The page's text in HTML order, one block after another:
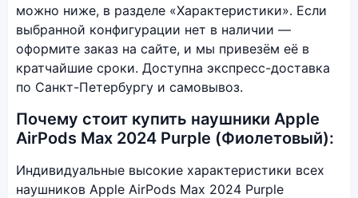
можно ниже, в разделе «Характеристики». Если
выбранной конфигурации нет в наличии —
оформите заказ на сайте, и мы привезём её в
кратчайшие сроки. Доступна экспресс-доставка
по Санкт-Петербургу и самовывоз.
Почему стоит купить наушники Apple
AirPods Max 2024 Purple (Фиолетовый):
Индивидуальные высокие характеристики всех
наушников Apple AirPods Max 2024 Purple